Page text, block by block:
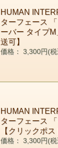
HUMAN
ターフェース
ーバー タイプ
送可】
価格： 3,300円(
HUMAN
ターフェース
【クリックポス
価格： 3,300円(